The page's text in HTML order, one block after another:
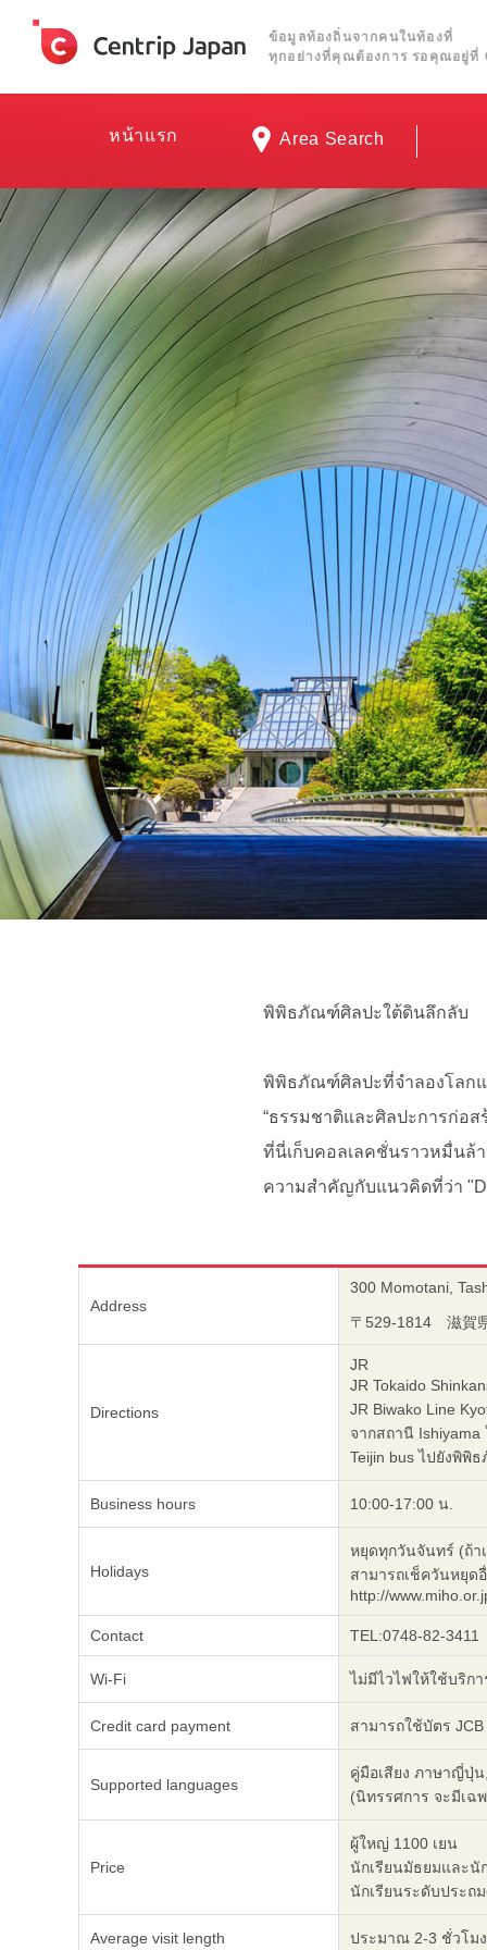
ข้อมูลท้องถิ่นจากคนในท้องที่
ทุกอย่างที่คุณต้องการ รอคุณอยู่ที่
หน้าแรก Area Search
พิพิธภัณฑ์ศิลปะใต้ดินลึกลับ
พิพิธภัณฑ์ศิลปะที่จำลองโลกแ
“ธรรมชาติและศิลปะการก่อ
ที่นี่เก็บคอลเลคชั่นราวหมื่นล้
ความสำคัญกับแนวคิดที่ว่า
Address
300 Momotani,
〒529-1814 滋賀
Directions
JR
JR Tokaido
JR Biwako Line
จากสถานี
Teijin bus ไปยังพิพิ
Business hours 10:00-17:00 น.
Holidays
หยุดทุกวันจันทร์ (ถ้า
สามารถเช็ควันหยุด
http://
Contact TEL:0748-82-3411
Wi-Fi ไม่มีไวไฟให้ใช้บริกา
Credit card payment สามารถใช้บัตร JCB
Supported languages
คู่มือเสียง ภาษาญี่ปุ่น
(นิทรรศการ จะมีเฉ
Price
ผู้ใหญ่ 1100 เยน
นักเรียนมัธยมและนั
นักเรียนระดับประถ
Average visit length ประมาณ 2-3 ชั่วโมง